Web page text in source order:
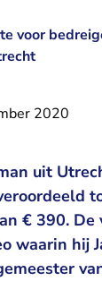
voor
2020
uit
€ 390.
waarin hij